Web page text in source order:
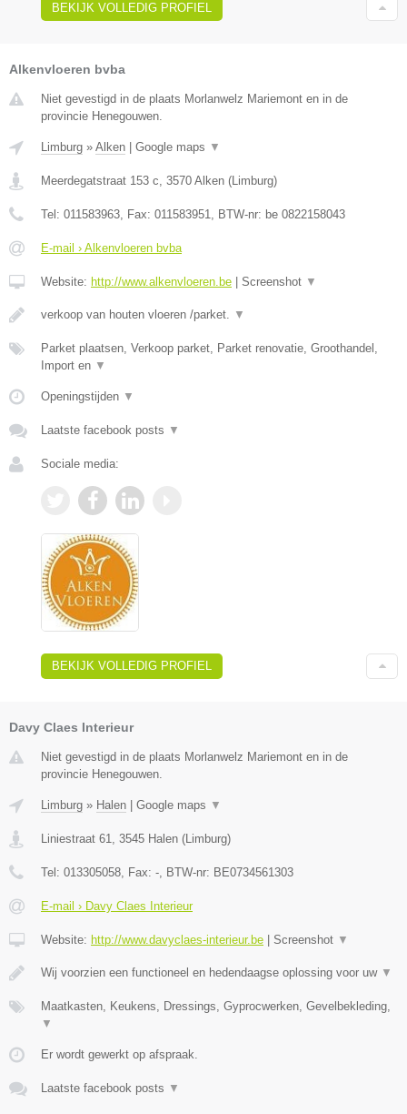
BEKIJK VOLLEDIG PROFIEL
Alkenvloeren bvba
Niet gevestigd in de plaats Morlanwelz Mariemont en in de
provincie Henegouwen.
Limburg » Alken Google maps ▼
Meerdegatstraat 153 c, 3570 Alken (Limburg)
Tel: 011583963, Fax: 011583951, BTW-nr: be 0822158043
E-mail › Alkenvloeren bvba
Website: http://www.alkenvloeren.be Screenshot ▼
verkoop van houten vloeren /parket. ▼
Parket plaatsen, Verkoop parket, Parket renovatie, Groothandel,
Import en ▼
Openingstijden ▼
Laatste facebook posts ▼
Sociale media:
BEKIJK VOLLEDIG PROFIEL
Davy Claes Interieur
Niet gevestigd in de plaats Morlanwelz Mariemont en in de
provincie Henegouwen.
Limburg » Halen Google maps ▼
Liniestraat 61, 3545 Halen (Limburg)
Tel: 013305058, Fax: -, BTW-nr: BE0734561303
E-mail › Davy Claes Interieur
Website: http://www.davyclaes-interieur.be Screenshot ▼
Wij voorzien een functioneel en hedendaagse oplossing voor uw ▼
Maatkasten, Keukens, Dressings, Gyprocwerken, Gevelbekleding,
▼
Er wordt gewerkt op afspraak.
Laatste facebook posts ▼